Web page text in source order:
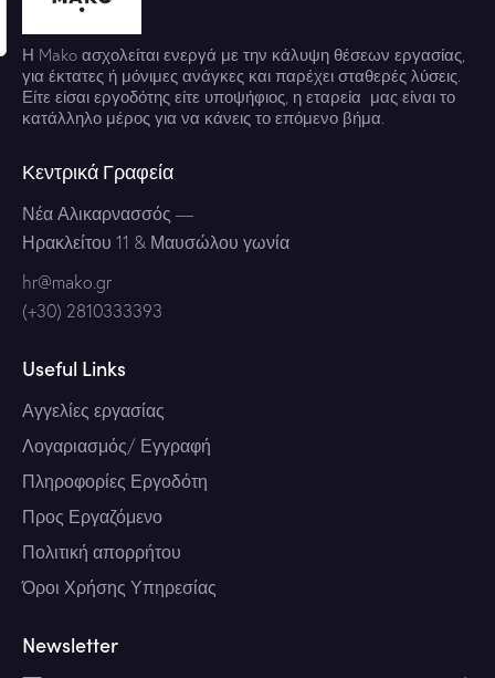
Η Mako ασχολείται ενεργά με την κάλυψη θέσεων εργασίας,
για έκτατες ή μόνιμες ανάγκες και παρέχει σταθερές λύσεις.
Είτε είσαι εργοδότης είτε υποψήφιος, η εταρεία μας είναι το
κατάλληλο μέρος για να κάνεις το επόμενο βήμα.
Κεντρικά Γραφεία
Νέα Αλικαρνασσός —
Ηρακλείτου 11 & Μαυσώλου γωνία
hr@mako.gr
(+30) 2810333393
Useful Links
Αγγελίες εργασίας
Λογαριασμός/ Εγγραφή
Πληροφορίες Εργοδότη
Προς Εργαζόμενο
Πολιτική απορρήτου
Όροι Χρήσης Υπηρεσίας
Newsletter